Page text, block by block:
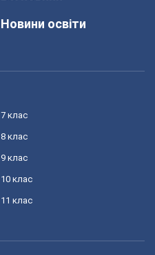
Новини освіти
7 клас
8 клас
9 клас
10 клас
11 клас